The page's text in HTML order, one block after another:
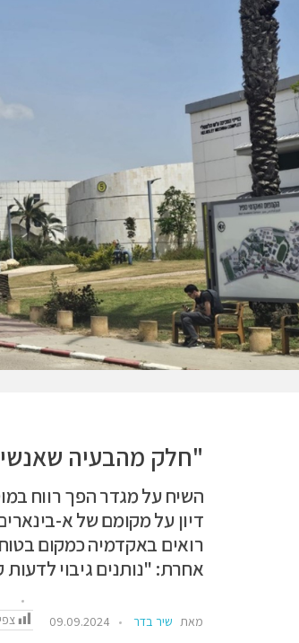
"חלק מהבעיה
השיח על מגדר הפך רווח
דיון על מקומם של א-
רואים באקדמיה כמקום
אחרת: "נותנים גיבוי
מאת שיר בדר 09.09.2024